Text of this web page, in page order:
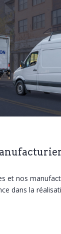
et nos
dans la